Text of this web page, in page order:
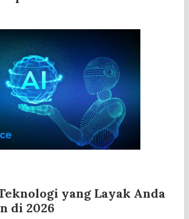
yang Layak Anda
di 2026